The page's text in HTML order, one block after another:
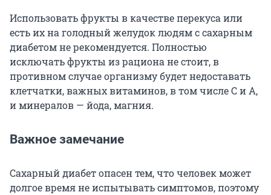
Использовать фрукты в качестве перекуса или
есть их на голодный желудок людям с сахарным
диабетом не рекомендуется. Полностью
исключать фрукты из рациона не стоит, в
противном случае организму будет недоставать
клетчатки, важных витаминов, в том числе С и А,
и минералов — йода, магния.
Важное замечание
Сахарный диабет опасен тем, что человек может
долгое время не испытывать симптомов, поэтому